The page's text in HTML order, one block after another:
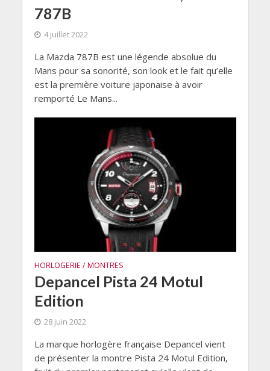
787B
4 juillet 2022
La Mazda 787B est une légende absolue du
Mans pour sa sonorité, son look et le fait qu’elle
est la première voiture japonaise à avoir
remporté Le Mans...
HORLOGERIE / MONTRES
Depancel Pista 24 Motul
Edition
28 juin 2022
La marque horlogère française Depancel vient
de présenter la montre Pista 24 Motul Edition,